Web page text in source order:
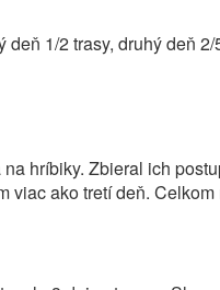
deň 1/2 trasy, druhý deň
hríbiky. Zbieral ich
viac ako tretí deň.